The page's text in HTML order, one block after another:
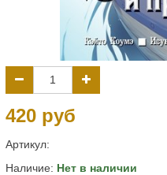
420 руб
Артикул:
Наличие: Нет в наличии